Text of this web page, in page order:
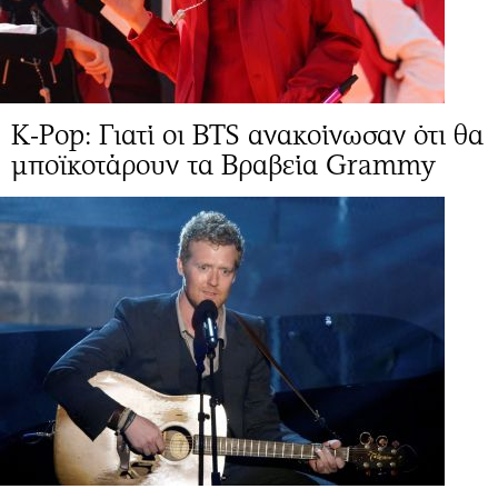
K-Pop: Γιατί οι BTS ανακοίνωσαν ότι θα
μποϊκοτάρουν τα Βραβεία Grammy